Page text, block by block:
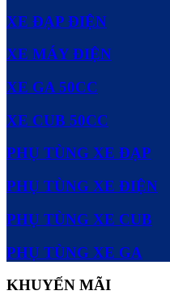
XE ĐẠP ĐIỆN
XE MÁY ĐIỆN
XE GA 50CC
XE CUB 50CC
PHỤ TÙNG XE ĐẠP
PHỤ TÙNG XE ĐIỆN
PHỤ TÙNG XE CUB
PHỤ TÙNG XE GA
KHUYẾN MÃI